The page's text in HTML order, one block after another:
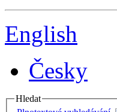
English
Česky
Hledat